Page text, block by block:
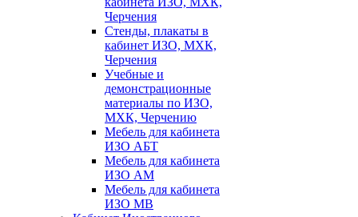
Черчения
Стенды, плакаты в
кабинет ИЗО, МХК,
Черчения
Учебные и
демонстрационные
материалы по ИЗО,
МХК, Черчению
Мебель для кабинета
ИЗО АБТ
Мебель для кабинета
ИЗО АМ
Мебель для кабинета
ИЗО МВ